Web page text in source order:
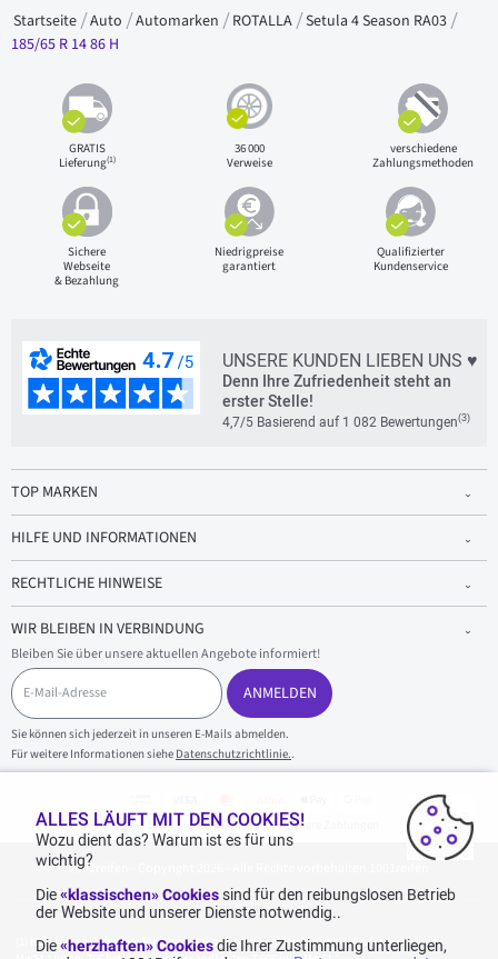
Startseite Auto Automarken ROTALLA Setula 4 Season RA03
185/65 R 14 86 H
GRATIS
Lieferung(1)
36 000
Verweise
verschiedene
Zahlungsmethoden
Sichere
Webseite
& Bezahlung
Niedrigpreise
garantiert
Qualifizierter
Kundenservice
UNSERE KUNDEN LIEBEN UNS ♥
Denn Ihre Zufriedenheit steht an
erster Stelle!
4,7/5 Basierend auf 1 082 Bewertungen(3)
TOP MARKEN
HILFE UND INFORMATIONEN
RECHTLICHE HINWEISE
WIR BLEIBEN IN VERBINDUNG
Bleiben Sie über unsere aktuellen Angebote informiert!
E
-
M
a
i
l
ANMELDEN
Sie können sich jederzeit in unseren E-Mails abmelden.
Für weitere Informationen siehe Datenschutzrichtlinie..
100 % sicherer Einkauf und sichere Zahlungen
1001reifen - Copyright 2026 - Alle Rechte vorbehalten 1001reifen
Kostenlose Lieferung: für jeden Einkauf mit einem Betrag von 70€ oder mehr (inkl.
ALLES LÄUFT MIT DEN COOKIES!
Wozu dient das? Warum ist es für uns
wichtig?
Die«klassischen» Cookiessind für den reibungslosen Betrieb
der Website und unserer Dienste notwendig..
Die«herzhaften» Cookies die Ihrer Zustimmung unterliegen,